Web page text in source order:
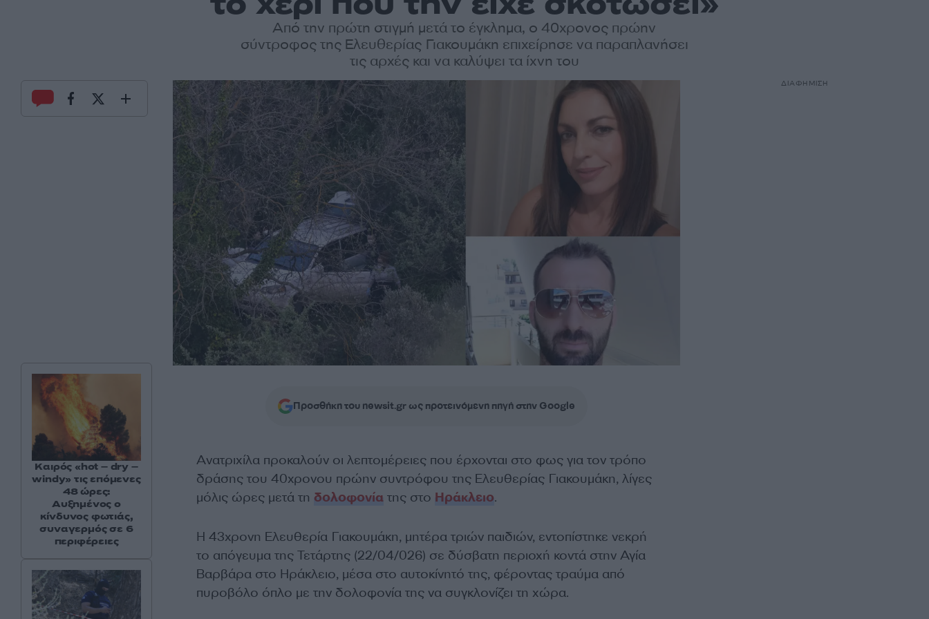
Από την πρώτη στιγμή μετά το έγκλημα, ο 40χρονος πρώην
σύντροφος της Ελευθερίας Γιακουμάκη επιχείρησε να παραπλανήσει
τις αρχές και να καλύψει τα ίχνη του
Προσθήκη του newsit.gr ως προτεινόμενη πηγή στην Google
Ανατριχίλα προκαλούν οι λεπτομέρειες που έρχονται στο φως για τον τρόπο
δράσης του 40χρονου πρώην συντρόφου της Ελευθερίας Γιακουμάκη, λίγες
μόλις ώρες μετά τη δολοφονίατης στο Ηράκλειο.
Η 43χρονη Ελευθερία Γιακουμάκη, μητέρα τριών παιδιών, εντοπίστηκε νεκρή
το απόγευμα της Τετάρτης (22/04/026) σε δύσβατη περιοχή κοντά στην Αγία
Βαρβάρα στο Ηράκλειο, μέσα στο αυτοκίνητό της, φέροντας τραύμα από
πυροβόλο όπλο με την δολοφονία της να συγκλονίζει τη χώρα.
Καιρός «hot – dry –
windy» τις επόμενες
48 ώρες:
Αυξημένος ο
κίνδυνος φωτιάς,
συναγερμός σε 6
περιφέρειες
ΔΙΑΦΗΜΙΣΗ